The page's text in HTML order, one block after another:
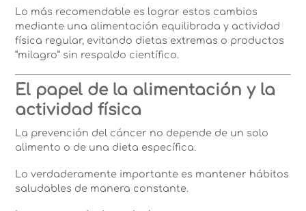
Lo más recomendable es lograr estos cambios
mediante una alimentación equilibrada y actividad
física regular, evitando dietas extremas o productos
“milagro” sin respaldo científico.
El papel de la alimentación y la
actividad física
La prevención del cáncer no depende de un solo
alimento o de una dieta específica.
Lo verdaderamente importante es mantener hábitos
saludables de manera constante.